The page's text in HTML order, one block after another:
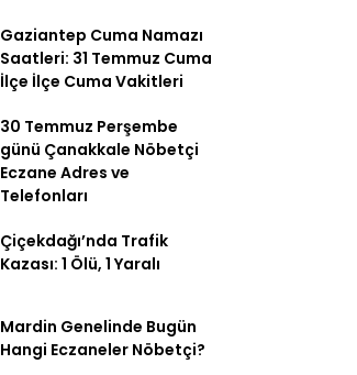
Gaziantep Cuma Namazı
Saatleri: 31 Temmuz Cuma
İlçe İlçe Cuma Vakitleri
30 Temmuz Perşembe
günü Çanakkale Nöbetçi
Eczane Adres ve
Telefonları
Çiçekdağı’nda Trafik
Kazası: 1 Ölü, 1 Yaralı
Mardin Genelinde Bugün
Hangi Eczaneler Nöbetçi?